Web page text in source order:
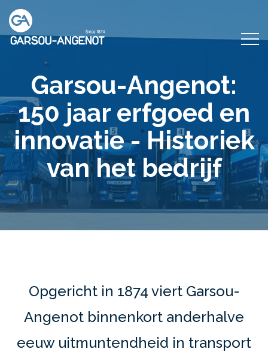
Garsou-Angenot:
150 jaar erfgoed en
innovatie - Historiek
van het bedrijf
Opgericht in 1874 viert Garsou-
Angenot binnenkort anderhalve
eeuw uitmuntendheid in transport